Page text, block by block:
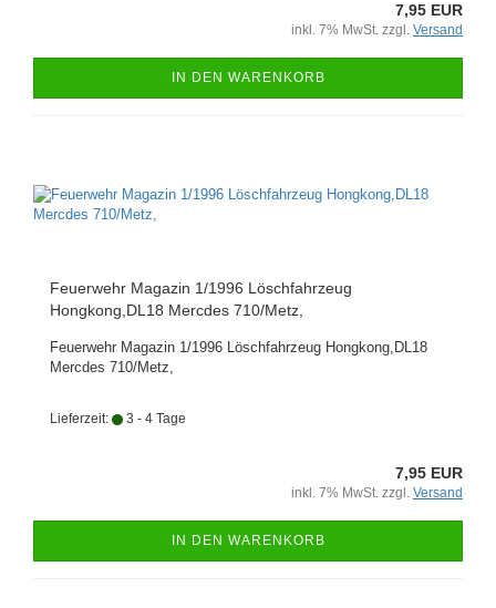
7,95 EUR
inkl. 7% MwSt. zzgl. Versand
IN DEN WARENKORB
Feuerwehr Magazin 1/1996 Löschfahrzeug
Hongkong,DL18 Mercdes 710/Metz,
Feuerwehr Magazin 1/1996 Löschfahrzeug Hongkong,DL18
Mercdes 710/Metz,
Lieferzeit: 3 - 4 Tage
7,95 EUR
inkl. 7% MwSt. zzgl. Versand
IN DEN WARENKORB